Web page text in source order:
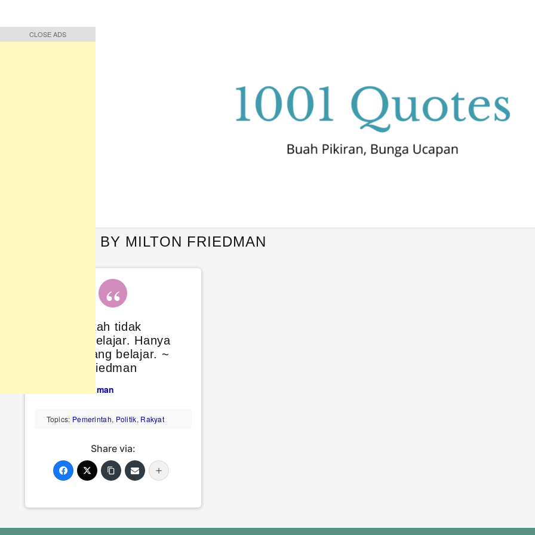
Quote Hari Puisi
QUOTES BY MILTON FRIEDMAN
Pemerintah tidak
pernah belajar. Hanya
rakyat yang belajar. ~
Milton Friedman
Milton Friedman
Topics: Pemerintah, Politik, Rakyat
Share via:
CLOSE ADS
CLOSE ADS